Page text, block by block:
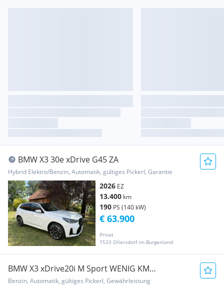
BMW X3 30e xDrive G45 ZA
Hybrid Elektro/Benzin, Automatik, gültiges Pickerl, Garantie
2026 EZ
13.400 km
190 PS (140 kW)
Privat
7533 Ollersdorf im Burgenland
€ 63.900
BMW X3 xDrive20i M Sport WENIG KM
MEGADEAL
Benzin, Automatik, gültiges Pickerl, Gewährleistung